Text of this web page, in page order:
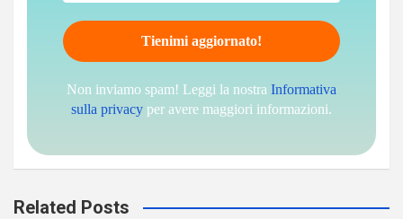
Non inviamo spam! Leggi la nostra Informativa
sulla privacy per avere maggiori informazioni.
Related Posts